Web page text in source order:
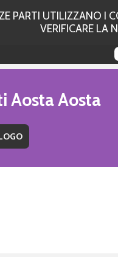
PARTI UTILIZZANO I
VERIFICARE LA
Aosta Aosta